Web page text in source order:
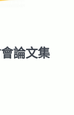
論文集